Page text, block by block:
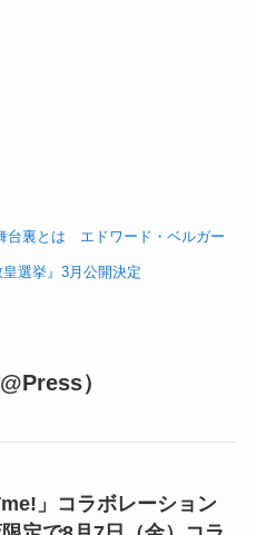
台裏とは エドワード・ベルガー
選挙』3月公開決定
）
」コラボレーション